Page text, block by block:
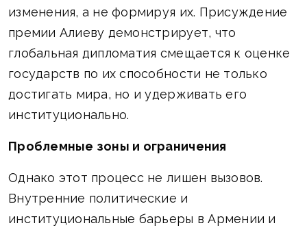
изменения, а не формируя их. Присуждение
премии Алиеву демонстрирует, что
глобальная дипломатия смещается к оценке
государств по их способности не только
достигать мира, но и удерживать его
институционально.
Проблемные зоны и ограничения
Однако этот процесс не лишен вызовов.
Внутренние политические и
институциональные барьеры в Армении и